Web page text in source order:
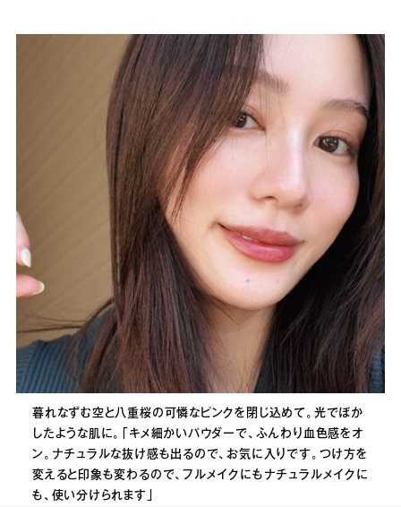
暮れなずむ空と八重桜の可憐なピンクを閉じ込めて。光でぼか
したような肌に。「キメ細かいパウダーで、ふんわり血色感をオ
ン。ナチュラルな抜け感も出るので、お気に入りです。つけ方を
変えると印象も変わるので、フルメイクにもナチュラルメイクに
も、使い分けられます」